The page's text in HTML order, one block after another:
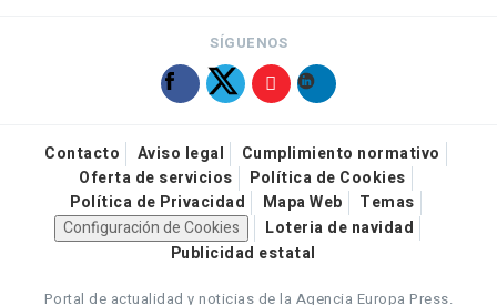
SÍGUENOS
Contacto Aviso legal
Cumplimiento normativo
Oferta de servicios
Política de Cookies
Política de Privacidad
Mapa Web
Temas
Configuración de Cookies
Loteria de navidad
Publicidad estatal
Portal de actualidad y noticias de la Agencia Europa Press.